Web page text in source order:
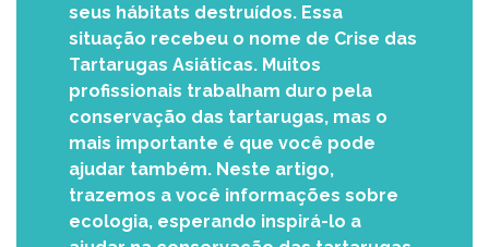
seus hábitats destruídos. Essa
situação recebeu o nome de Crise das
Tartarugas Asiáticas. Muitos
profissionais trabalham duro pela
conservação das tartarugas, mas o
mais importante é que você pode
ajudar também. Neste artigo,
trazemos a você informações sobre
ecologia, esperando inspirá-lo a